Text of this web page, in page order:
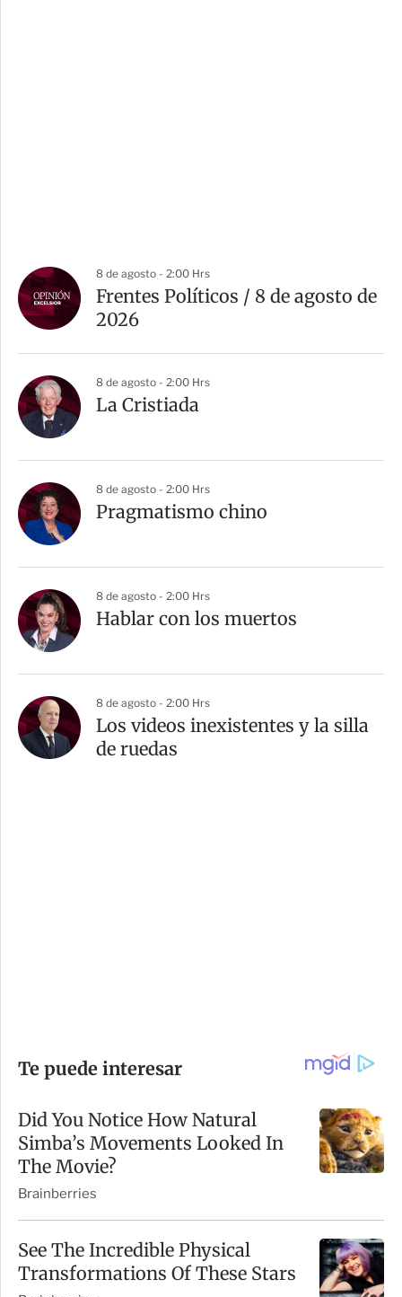
8 de agosto - 2:00 Hrs
Frentes Políticos / 8 de agosto de
2026
8 de agosto - 2:00 Hrs
La Cristiada
8 de agosto - 2:00 Hrs
Pragmatismo chino
8 de agosto - 2:00 Hrs
Hablar con los muertos
8 de agosto - 2:00 Hrs
Los videos inexistentes y la silla
de ruedas